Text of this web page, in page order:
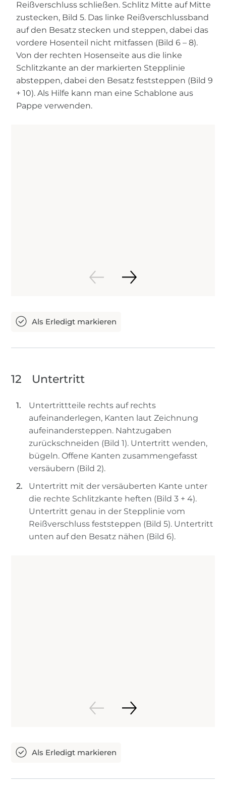
Reißverschluss schließen. Schlitz Mitte auf Mitte
zustecken, Bild 5. Das linke Reißverschlussband
auf den Besatz stecken und steppen, dabei das
vordere Hosenteil nicht mitfassen (Bild 6 – 8).
Von der rechten Hosenseite aus die linke
Schlitzkante an der markierten Stepplinie
absteppen, dabei den Besatz feststeppen (Bild 9
+ 10). Als Hilfe kann man eine Schablone aus
Pappe verwenden.
12 Untertritt
Untertrittteile rechts auf rechts
aufeinanderlegen, Kanten laut Zeichnung
aufeinandersteppen. Nahtzugaben
zurückschneiden (Bild 1). Untertritt wenden,
bügeln. Offene Kanten zusammengefasst
versäubern (Bild 2).
Untertritt mit der versäuberten Kante unter
die rechte Schlitzkante heften (Bild 3 + 4).
Untertritt genau in der Stepplinie vom
Reißverschluss feststeppen (Bild 5). Untertritt
unten auf den Besatz nähen (Bild 6).